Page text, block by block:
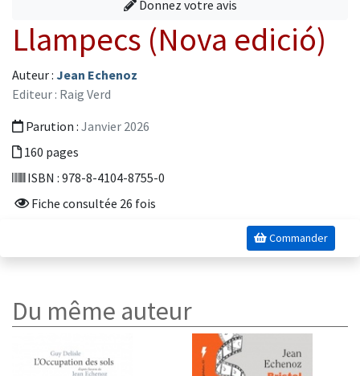
Donnez votre avis
Llampecs (Nova edició)
Auteur : Jean Echenoz
Editeur : Raig Verd
Parution : Janvier 2026
160 pages
ISBN : 978-8-4104-8755-0
Fiche consultée 26 fois
Commander
Du même auteur